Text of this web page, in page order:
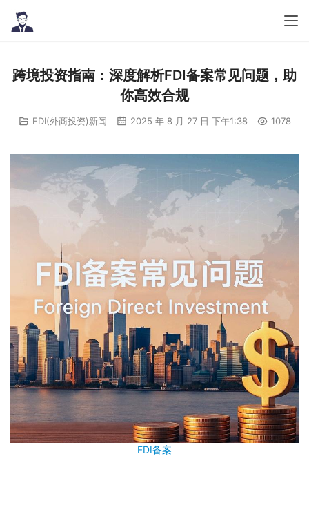
跨境投资指南：深度解析FDI备案常见问题，助
你高效合规
FDI(外商投资)新闻 2025 年 8 月 27 日 下午1:38 1078
FDI备案